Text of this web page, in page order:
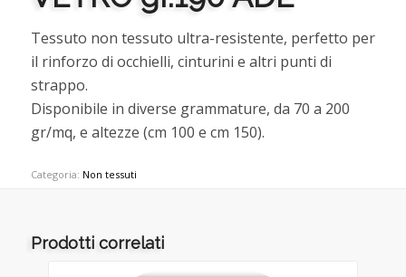
Tessuto non tessuto ultra-resistente, perfetto per
il rinforzo di occhielli, cinturini e altri punti di
strappo.
Disponibile in diverse grammature, da 70 a 200
gr/mq, e altezze (cm 100 e cm 150).
Categoria: Non tessuti
Prodotti correlati